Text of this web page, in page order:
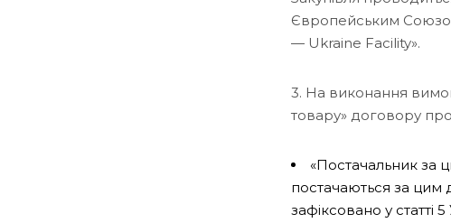
Європейським
— Ukraine Facility».
3. На виконання
товару» договору
«Постачальник за
постачаються за цим
зафіксовано у статті